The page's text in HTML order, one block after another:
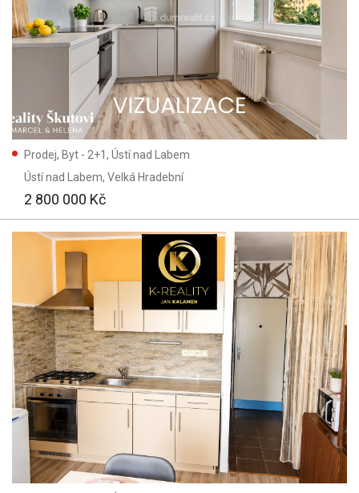
Prodej, Byt - 2+1, Ústí nad Labem
Ústí nad Labem, Velká Hradební
2 800 000 Kč